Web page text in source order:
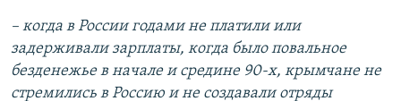
– когда в России годами не платили или
задерживали зарплаты, когда было повальное
безденежье в начале и средине 90-х, крымчане не
стремились в Россию и не создавали отряды